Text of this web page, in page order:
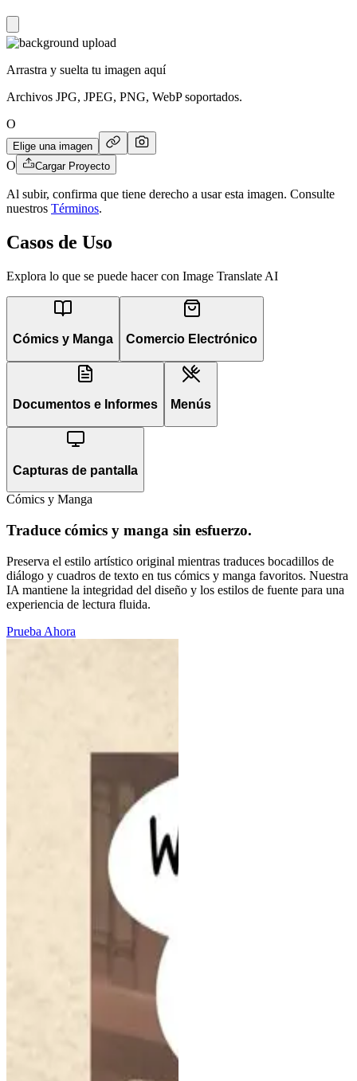
Arrastra y suelta tu imagen aquí
Archivos JPG, JPEG, PNG, WebP soportados.
O
Elige una imagen
O Cargar Proyecto
Al subir, confirma que tiene derecho a usar esta imagen. Consulte
nuestros Términos.
Casos de Uso
Explora lo que se puede hacer con Image Translate AI
Cómics y Manga Comercio Electrónico
Documentos e Informes Menús
Capturas de pantalla
Cómics y Manga
Traduce cómics y manga sin esfuerzo.
Preserva el estilo artístico original mientras traduces bocadillos de
diálogo y cuadros de texto en tus cómics y manga favoritos. Nuestra
IA mantiene la integridad del diseño y los estilos de fuente para una
experiencia de lectura fluida.
Prueba Ahora